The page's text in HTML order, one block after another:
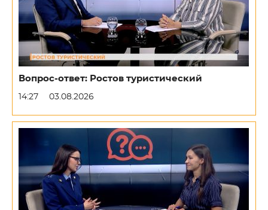
Вопрос-ответ: Ростов туристический
14:27 03.08.2026